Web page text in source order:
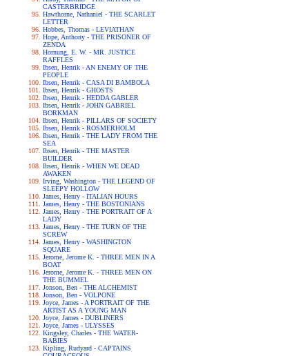
CASTERBRIDGE
Hawthorne, Nathaniel - THE SCARLET
LETTER
Hobbes, Thomas - LEVIATHAN
Hope, Anthony - THE PRISONER OF
ZENDA
Hornung, E. W. - MR. JUSTICE
RAFFLES
Ibsen, Henrik - AN ENEMY OF THE
PEOPLE
Ibsen, Henrik - CASA DI BAMBOLA
Ibsen, Henrik - GHOSTS
Ibsen, Henrik - HEDDA GABLER
Ibsen, Henrik - JOHN GABRIEL
BORKMAN
Ibsen, Henrik - PILLARS OF SOCIETY
Ibsen, Henrik - ROSMERHOLM
Ibsen, Henrik - THE LADY FROM THE
SEA
Ibsen, Henrik - THE MASTER
BUILDER
Ibsen, Henrik - WHEN WE DEAD
AWAKEN
Irving, Washington - THE LEGEND OF
SLEEPY HOLLOW
James, Henry - ITALIAN HOURS
James, Henry - THE BOSTONIANS
James, Henry - THE PORTRAIT OF A
LADY
James, Henry - THE TURN OF THE
SCREW
James, Henry - WASHINGTON
SQUARE
Jerome, Jerome K. - THREE MEN IN A
BOAT
Jerome, Jerome K. - THREE MEN ON
THE BUMMEL
Jonson, Ben - THE ALCHEMIST
Jonson, Ben - VOLPONE
Joyce, James - A PORTRAIT OF THE
ARTIST AS A YOUNG MAN
Joyce, James - DUBLINERS
Joyce, James - ULYSSES
Kingsley, Charles - THE WATER-
BABIES
Kipling, Rudyard - CAPTAINS